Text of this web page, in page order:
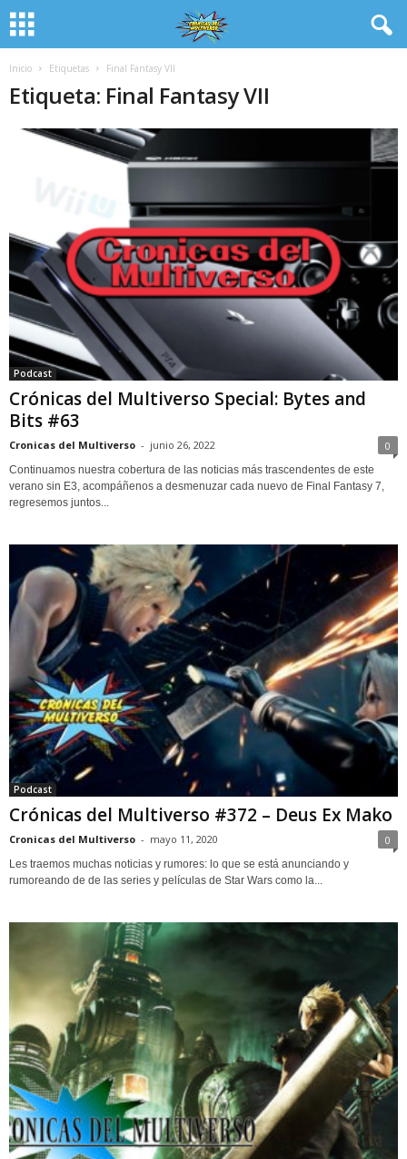
Inicio Etiquetas Final Fantasy VII
Etiqueta: Final Fantasy VII
Podcast
Crónicas del Multiverso Special: Bytes and
Bits #63
Cronicas del Multiverso - junio 26, 2022 0
Continuamos nuestra cobertura de las noticias más trascendentes de este
verano sin E3, acompáñenos a desmenuzar cada nuevo de Final Fantasy 7,
regresemos juntos...
Podcast
Crónicas del Multiverso #372 – Deus Ex Mako
Cronicas del Multiverso - mayo 11, 2020 0
Les traemos muchas noticias y rumores: lo que se está anunciando y
rumoreando de de las series y películas de Star Wars como la...